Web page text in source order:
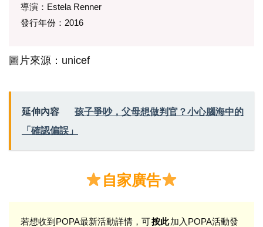
導演：Estela Renner
發行年份：2016
圖片來源：unicef
延伸內容
孩子爭吵，父母想做判官？小心腦海中的
「確認偏誤」
自家廣告
若想收到POPA最新活動詳情，可按此加入POPA活動發